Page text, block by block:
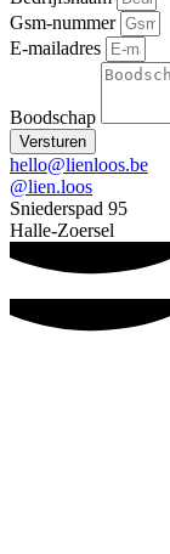
Gsm-nummer
E-mailadres
Boodschap
Versturen
hello@lienloos.be
@lien.loos
Sniederspad 95
Halle-Zoersel